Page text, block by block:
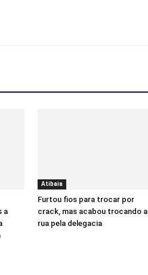
a
Atibaia
Furtou fios para trocar por
crack, mas acabou trocando a
rua pela delegacia